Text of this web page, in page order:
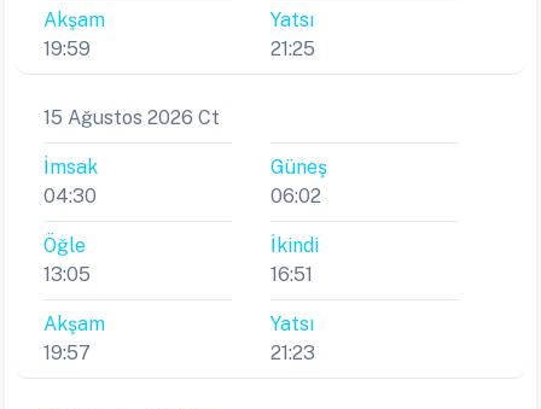
Akşam
19:59
Yatsı
21:25
15 Ağustos 2026 Ct
İmsak
04:30
Güneş
06:02
Öğle
13:05
İkindi
16:51
Akşam
19:57
Yatsı
21:23